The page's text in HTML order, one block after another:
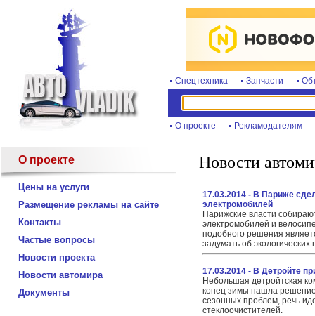
Спецтехника Запчасти
О проекте Рекламодателям
О проекте
Цены на услуги
Размещение рекламы на сайте
Контакты
Частые вопросы
Новости проекта
Новости автомира
Документы
Новости
17.03.2014 - В Париже
электромобилей
Парижские власти
электромобилей и
подобного решения
задумать об
17.03.2014 - В Детройте
Небольшая детройтская
конец зимы нашла
сезонных проблем, речь
стеклоочистителей.